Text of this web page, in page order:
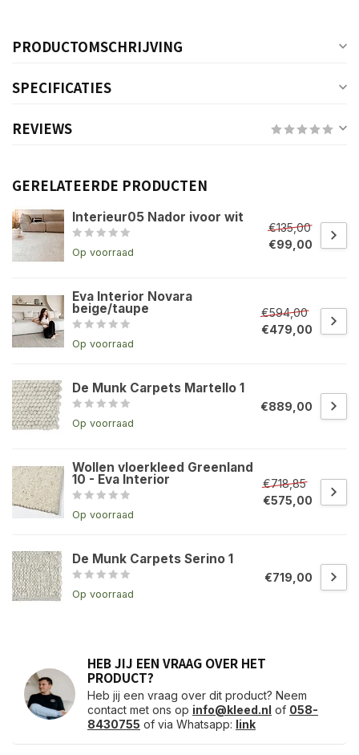
PRODUCTOMSCHRIJVING
SPECIFICATIES
REVIEWS
GERELATEERDE PRODUCTEN
Interieur05 Nador ivoor wit
Op voorraad
€135,00
€99,00
Eva Interior Novara
beige/taupe
Op voorraad
€594,00
€479,00
De Munk Carpets Martello 1
Op voorraad
€889,00
Wollen vloerkleed Greenland
10 - Eva Interior
Op voorraad
€718,85
€575,00
De Munk Carpets Serino 1
Op voorraad
€719,00
HEB JIJ EEN VRAAG OVER HET
PRODUCT?
Heb jij een vraag over dit product? Neem
contact met ons op info@kleed.nl of 058-
8430755 of via Whatsapp: link